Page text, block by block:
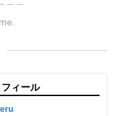
＿＿
ィール